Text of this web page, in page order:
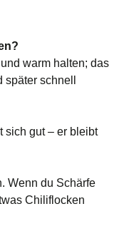
warm halten; das
schnell
sich gut – er bleibt
Wenn du Schärfe
Chiliflocken